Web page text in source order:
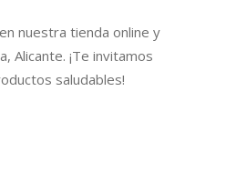
nuestra tienda online y
Alicante. ¡Te invitamos
saludables!